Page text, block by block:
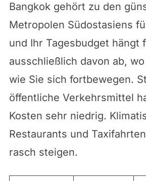
Bangkok gehört zu den
Metropolen Südostasiens
und Ihr Tagesbudget hängt
ausschließlich davon ab,
wie Sie sich fortbewegen.
öffentliche Verkehrsmittel
Kosten sehr niedrig.
Restaurants und
rasch steigen.